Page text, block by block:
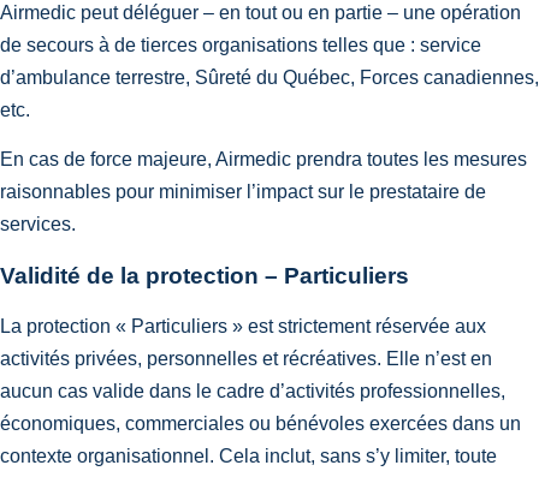
Airmedic peut déléguer – en tout ou en partie – une opération
de secours à de tierces organisations telles que : service
d’ambulance terrestre, Sûreté du Québec, Forces canadiennes,
etc.
En cas de force majeure, Airmedic prendra toutes les mesures
raisonnables pour minimiser l’impact sur le prestataire de
services.
Validité de la protection – Particuliers
La protection « Particuliers » est strictement réservée aux
activités privées, personnelles et récréatives. Elle n’est en
aucun cas valide dans le cadre d’activités professionnelles,
économiques, commerciales ou bénévoles exercées dans un
contexte organisationnel. Cela inclut, sans s’y limiter, toute